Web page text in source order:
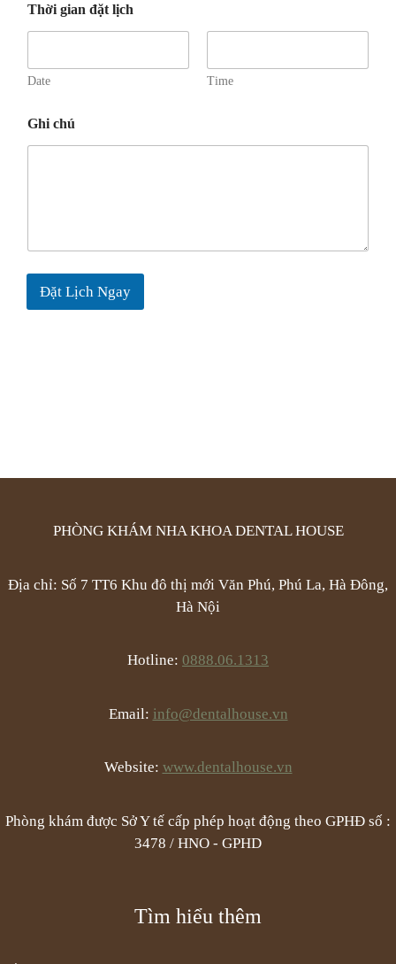
i
t
d
t
1
Thời gian đặt lịch
Date Time
Ghi chú
Đặt Lịch Ngay
PHÒNG KHÁM NHA KHOA DENTAL HOUSE
Địa chỉ: Số 7 TT6 Khu đô thị mới Văn Phú, Phú La, Hà Đông,
Hà Nội
Hotline: 0888.06.1313
Email: info@dentalhouse.vn
Website: www.dentalhouse.vn
Phòng khám được Sở Y tế cấp phép hoạt động theo GPHĐ số :
3478 / HNO - GPHD
Tìm hiểu thêm